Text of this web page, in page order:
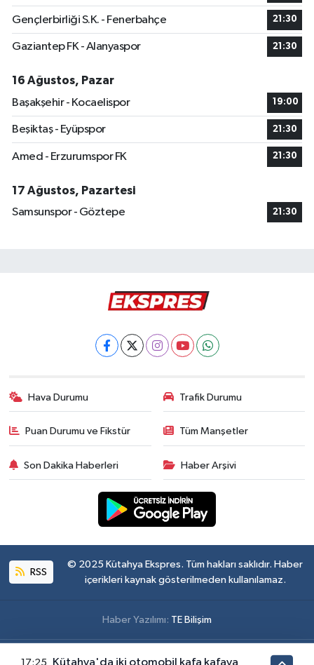
Gençlerbirliği S.K. - Fenerbahçe 21:30
Gaziantep FK - Alanyaspor 21:30
16 Ağustos, Pazar
Başakşehir - Kocaelispor
19:00
Beşiktaş - Eyüpspor 21:30
Amed - Erzurumspor FK 21:30
17 Ağustos, Pazartesi
Samsunspor - Göztepe
21:30
Hava Durumu Trafik Durumu
Puan Durumu ve Fikstür Tüm Manşetler
Son Dakika Haberleri Haber Arşivi
RSS
© 2025 Kütahya Ekspres. Tüm hakları saklıdır. Haber
içerikleri kaynak gösterilmeden kullanılamaz.
Haber Yazılımı: TE Bilişim
17:25 Kütahya'da iki otomobil kafa kafaya